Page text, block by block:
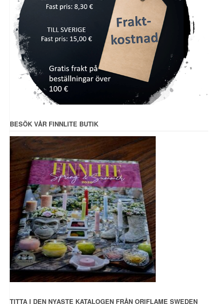
BESÖK VÅR FINNLITE BUTIK
TITTA I DEN NYASTE KATALOGEN FRÅN ORIFLAME SWEDEN